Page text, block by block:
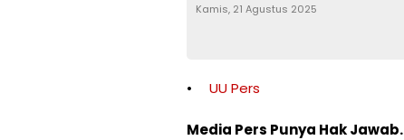
Kamis, 21 Agustus 2025
UU Pers
Media Pers Punya Hak Jawab.